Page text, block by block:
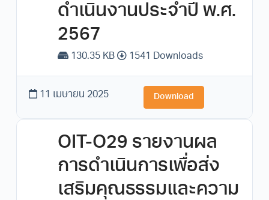
ดำเนินงานประจำปี พ.ศ.
2567
130.35 KB 1541 Downloads
11 เมษายน 2025 Download
OIT-O29 รายงานผล
การดำเนินการเพื่อส่ง
เสริมคุณธรรมและความ